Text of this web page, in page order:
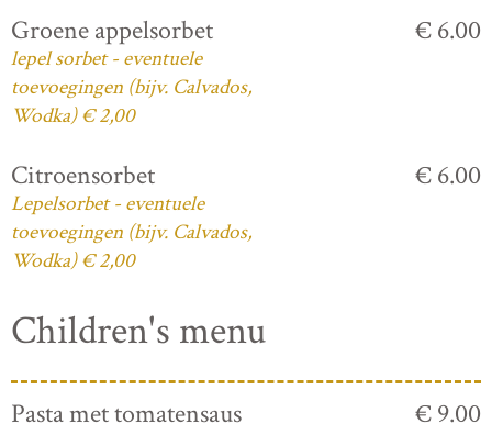
Groene appelsorbet
lepel sorbet - eventuele
toevoegingen (bijv. Calvados,
Wodka) € 2,00
€ 6.00
Citroensorbet
Lepelsorbet - eventuele
toevoegingen (bijv. Calvados,
Wodka) € 2,00
€ 6.00
Children's menu
Pasta met tomatensaus € 9.00